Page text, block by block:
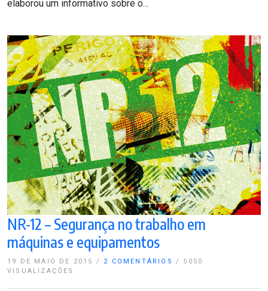
elaborou um informativo sobre o…
NR-12 – Segurança no trabalho em
máquinas e equipamentos
19 DE MAIO DE 2015 / 2 COMENTÁRIOS /
5050
VISUALIZAÇÕES